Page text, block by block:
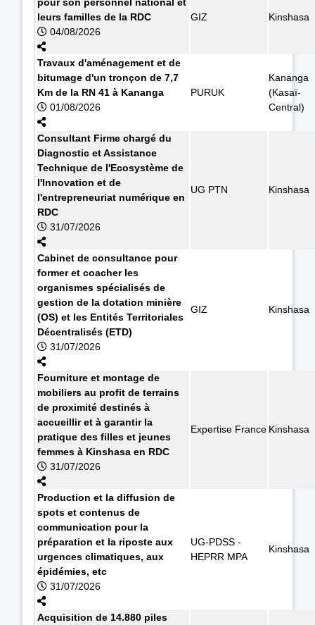
leurs familles de la RDC
04/08/2026
GIZ Kinshasa
Travaux d'aménagement et de
bitumage d'un tronçon de 7,7
Km de la RN 41 à Kananga
01/08/2026
PURUK
Kananga
(Kasaï-
Central)
Consultant Firme chargé du
Diagnostic et Assistance
Technique de l'Ecosystème de
l'Innovation et de
l'entrepreneuriat numérique en
RDC
31/07/2026
UG PTN Kinshasa
Cabinet de consultance pour
former et coacher les
organismes spécialisés de
gestion de la dotation minière
(OS) et les Entités Territoriales
Décentralisés (ETD)
31/07/2026
GIZ Kinshasa
Fourniture et montage de
mobiliers au profit de terrains
de proximité destinés à
accueillir et à garantir la
pratique des filles et jeunes
femmes à Kinshasa en RDC
31/07/2026
Expertise France Kinshasa
Production et la diffusion de
spots et contenus de
communication pour la
préparation et la riposte aux
urgences climatiques, aux
épidémies, etc
31/07/2026
UG-PDSS -
HEPRR MPA
Kinshasa
Acquisition de 14.880 piles